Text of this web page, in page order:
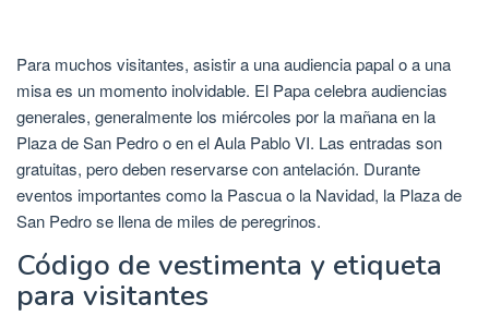
Para muchos visitantes, asistir a una audiencia papal o a una
misa es un momento inolvidable. El Papa celebra audiencias
generales, generalmente los miércoles por la mañana en la
Plaza de San Pedro o en el Aula Pablo VI. Las entradas son
gratuitas, pero deben reservarse con antelación. Durante
eventos importantes como la Pascua o la Navidad, la Plaza de
San Pedro se llena de miles de peregrinos.
Código de vestimenta y etiqueta
para visitantes